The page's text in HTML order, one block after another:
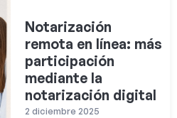
Notarización
remota en línea: más
participación
mediante la
notarización digital
2 diciembre 2025